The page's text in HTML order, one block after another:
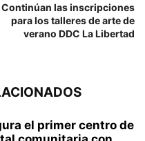
Continúan las inscripciones
para los talleres de arte de
verano DDC La Libertad
el primer centro de